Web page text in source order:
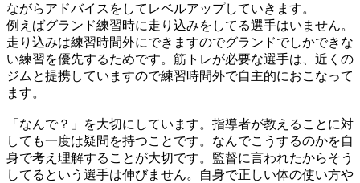
ながらアドバイスをしてレベルアップしていきます。
例えばグランド練習時に走り込みをしてる選手はいません。
走り込みは練習時間外にできますのでグランドでしかできな
い練習を優先するためです。筋トレが必要な選手は、近くの
ジムと提携していますので練習時間外で自主的におこなって
ます。
「なんで？」を大切にしています。指導者が教えることに対
しても一度は疑問を持つことです。なんでこうするのかを自
身で考え理解することが大切です。監督に言われたからそう
してるという選手は伸びません。自身で正しい体の使い方や